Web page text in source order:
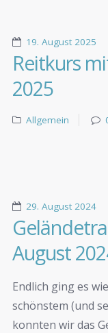
19. August 2025
Reitkurs
2025
Allgemein
29. August 2024
August
Endlich ging es
schönstem (und
konnten wir das